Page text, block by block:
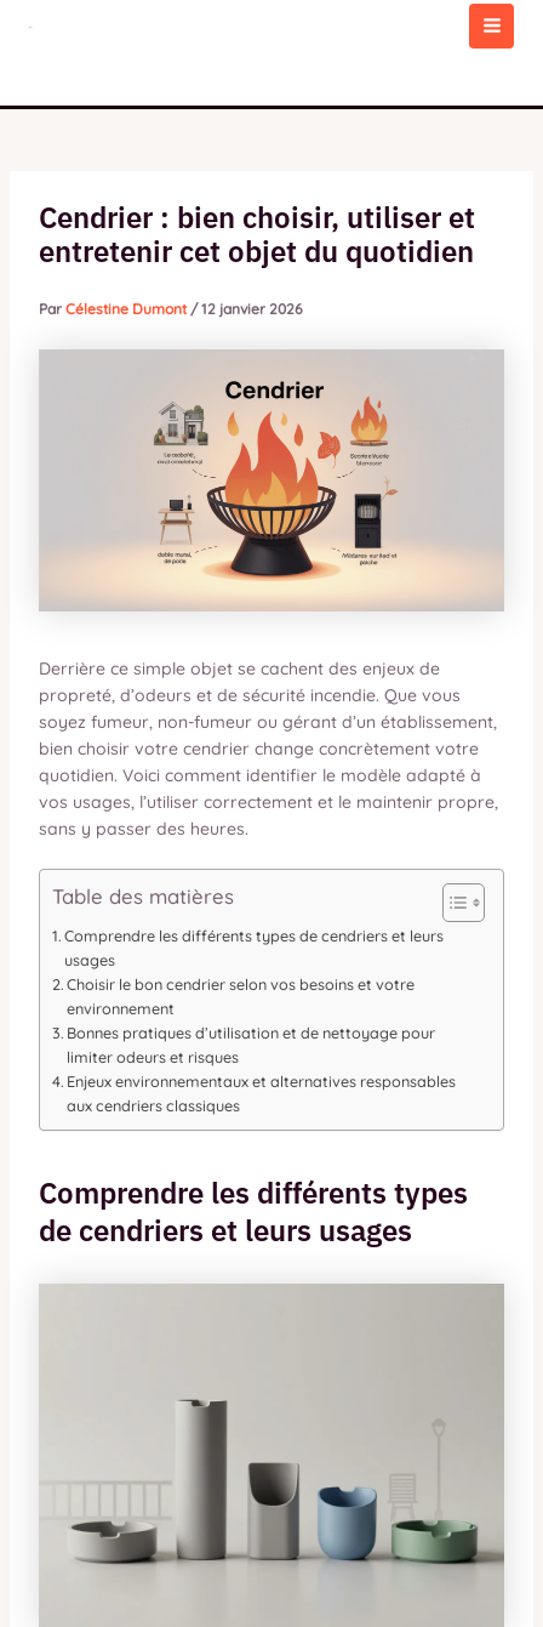
Cendrier : bien choisir, utiliser et
entretenir cet objet du quotidien
Par Célestine Dumont/12 janvier 2026
Derrière ce simple objet se cachent des enjeux de
propreté, d’odeurs et de sécurité incendie. Que vous
soyez fumeur, non-fumeur ou gérant d’un établissement,
bien choisir votre cendrier change concrètement votre
quotidien. Voici comment identifier le modèle adapté à
vos usages, l’utiliser correctement et le maintenir propre,
sans y passer des heures.
Table des matières
Comprendre les différents types de cendriers et leurs
usages
Choisir le bon cendrier selon vos besoins et votre
environnement
Bonnes pratiques d’utilisation et de nettoyage pour
limiter odeurs et risques
Enjeux environnementaux et alternatives responsables
aux cendriers classiques
Comprendre les différents types
de cendriers et leurs usages